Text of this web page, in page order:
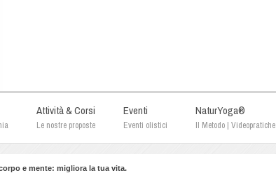
Attività & Corsi
Le nostre proposte
Eventi
Eventi olistici
NaturYoga®
Il Metodo | Videopratiche
e mente: migliora la tua vita.